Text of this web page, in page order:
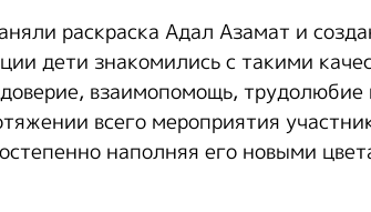
раскраска Адал Азамат и
дети знакомились с такими
взаимопомощь, трудолюбие
всего мероприятия
наполняя его новыми